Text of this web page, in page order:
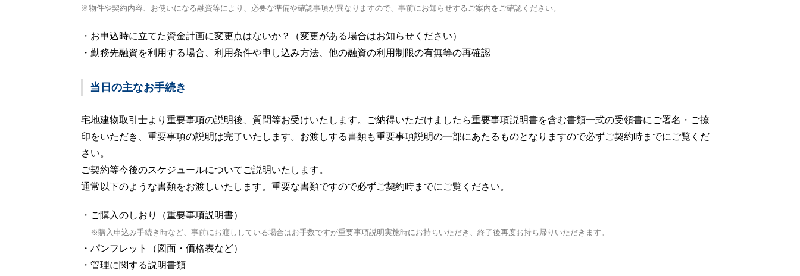
※物件や契約内容、お使いになる融資等により、必要な準備や確認事項が異なりますので、事前にお知らせするご案内をご確認ください。
・お申込時に立てた資金計画に変更点はないか？（変更がある場合はお知らせください）
・勤務先融資を利用する場合、利用条件や申し込み方法、他の融資の利用制限の有無等の再確認
当日の主なお手続き
宅地建物取引士より重要事項の説明後、質問等お受けいたします。ご納得いただけましたら重要事項説明書を含む書類一式の受領書にご署名・ご捺
印をいただき、重要事項の説明は完了いたします。お渡しする書類も重要事項説明の一部にあたるものとなりますので必ずご契約時までにご覧くだ
さい。
ご契約等今後のスケジュールについてご説明いたします。
通常以下のような書類をお渡しいたします。重要な書類ですので必ずご契約時までにご覧ください。
・ご購入のしおり（重要事項説明書）
※購入申込み手続き時など、事前にお渡ししている場合はお手数ですが重要事項説明実施時にお持ちいただき、終了後再度お持ち帰りいただきます。
・パンフレット（図面・価格表など）
・管理に関する説明書類